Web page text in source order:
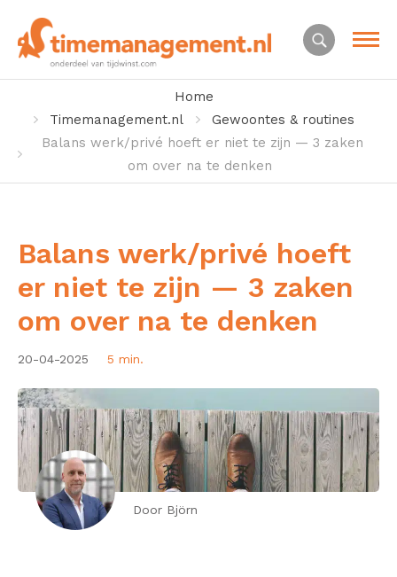
Home
Timemanagement.nl
Gewoontes & routines
Balans werk/privé hoeft er niet te zijn — 3 zaken
om over na te denken
Balans werk/privé hoeft
er niet te zijn — 3 zaken
om over na te denken
20-04-2025 5 min.
Door Björn